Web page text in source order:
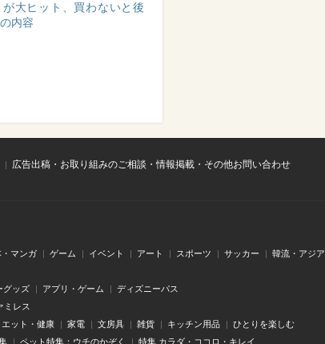
が大ヒット、買わないと後
内容
広告出稿・お取り組みのご相談・情報掲載・その他お問い合わせ
・マンガ ゲーム イベント アート スポーツ サッカー 韓流・アジア
グッズ アプリ・ゲーム ディズニーパス
ミレス
エット・健康 家電 文房具 雑貨 キッチン用品 ひとりを楽しむ
ペット特集：ウチのかぞく 特集 カラダ・ココロ・キレイ